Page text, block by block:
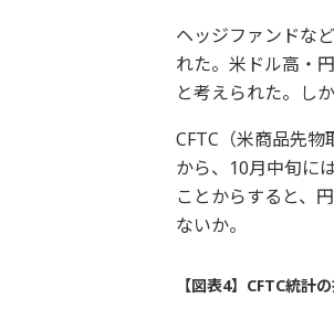
ヘッジファンドな
れた。米ドル高・
と考えられた。し
CFTC（米商品先
から、10月中旬に
ことからすると、
ないか。
【図表4】CFTC統計